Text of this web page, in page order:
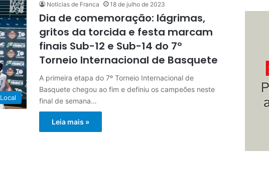
Local
Notícias de Franca 18 de julho de 2023
Dia de comemoração: lágrimas,
gritos da torcida e festa marcam
finais Sub-12 e Sub-14 do 7º
Torneio Internacional de Basquete
A primeira etapa do 7º Torneio Internacional de
Basquete chegou ao fim e definiu os campeões neste
final de semana…
Leia mais »